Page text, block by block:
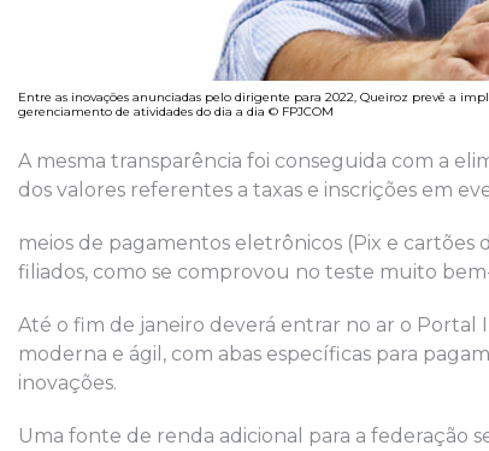
Entre as inovações anunciadas pelo dirigente para 2022, Queiroz prevê a
gerenciamento de atividades do dia a dia © FPJCOM
A mesma transparência foi conseguida com a
dos valores referentes a taxas e inscrições em
meios de pagamentos eletrônicos (Pix e
filiados, como se comprovou no teste muito
Até o fim de janeiro deverá entrar no ar o Portal
moderna e ágil, com abas específicas para
inovações.
Uma fonte de renda adicional para a federação